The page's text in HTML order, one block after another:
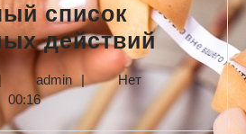
список
действий
к
зиме:
| adminadmin
|
Нет
00:16